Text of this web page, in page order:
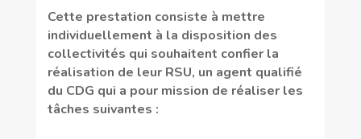
Cette prestation consiste à mettre
individuellement à la disposition des
collectivités qui souhaitent confier la
réalisation de leur RSU, un agent qualifié
du CDG qui a pour mission de réaliser les
tâches suivantes :